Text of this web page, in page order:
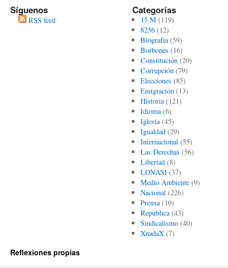
Síguenos
RSS feed
Categorías
15 M(119)
8256(12)
Biografía(59)
Borbones (16)
Constitución(20)
Corrupción(79)
Elecciones (85)
Emigración(13)
Historia(121)
Idioma(6)
Iglesia(45)
Igualdad(29)
Internacional(55)
Las Derechas (56)
Libertad(8)
LONASI(37)
Medio Ambiente(9)
Nacional(226)
Prensa(10)
República(43)
Sindicalismo(40)
XnadaX(7)
Reflexiones propias